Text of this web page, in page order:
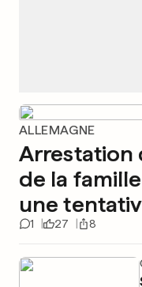
ALLEMAGNE
Arrestation
de la
une
1 27 8